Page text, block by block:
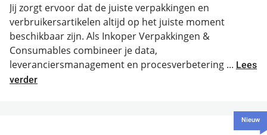
Jij zorgt ervoor dat de juiste verpakkingen en
verbruikersartikelen altijd op het juiste moment
beschikbaar zijn. Als Inkoper Verpakkingen &
Consumables combineer je data,
leveranciersmanagement en procesverbetering ... Lees
verder
Nieuw